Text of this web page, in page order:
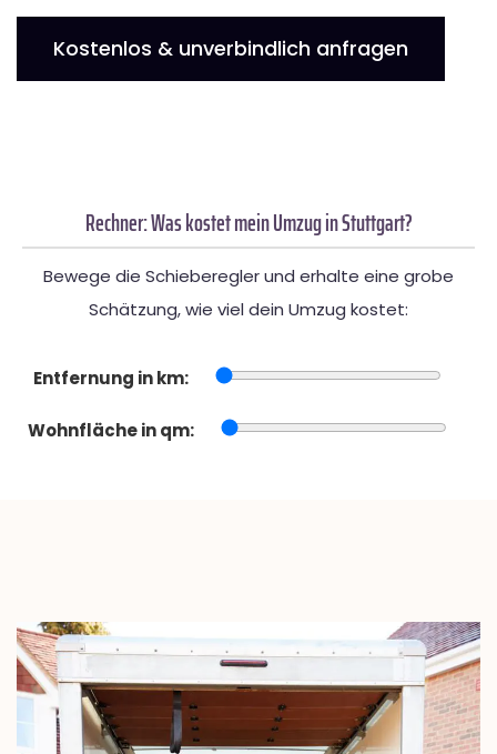
Kostenlos & unverbindlich anfragen
Rechner: Was kostet mein Umzug in Stuttgart?
Bewege die Schieberegler und erhalte eine grobe
Schätzung, wie viel dein Umzug kostet:
Entfernung in km:
Wohnfläche in qm: